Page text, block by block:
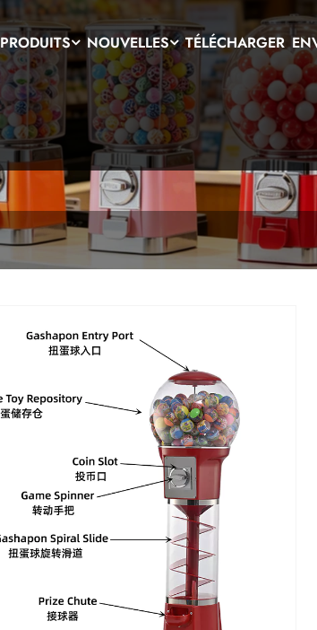
PRODUITS NOUVELLES TÉLÉCHARGER